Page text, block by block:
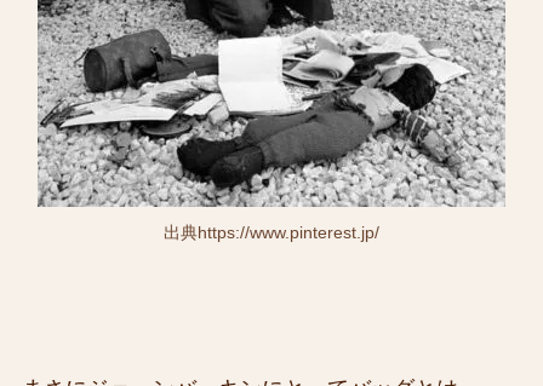
出典https://www.pinterest.jp/